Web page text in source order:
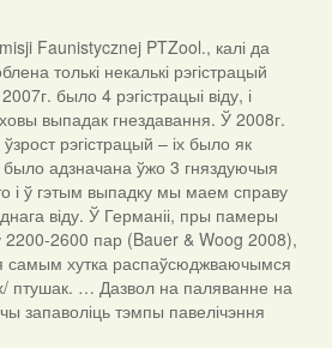
Faunistycznej PTZool., калі да
толькі некалькі рэгістрацый
2007г. было 4 рэгістрацыі віду, і
выпадак гнездавання. Ў 2008г.
рэгістрацый – іх было як
адзначана ўжо 3 гняздуючыя
і ў гэтым выпадку мы маем справу
віду. Ў Германіі, пры памеры
2200-2600 пар (Bauer & Woog 2008),
самым хутка распаўсюджваючымся
птушак. … Дазвол на паляванне на
запаволіць тэмпы павелічэння